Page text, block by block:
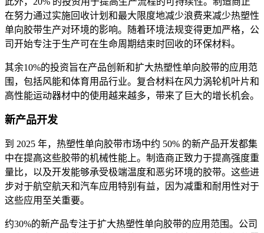
在努力通过实施回收计划和最大限度地减少浪费来减少热塑性
单向胶带生产对环境的影响。随着环境法规变得更加严格，公
司开始专注于生产可在生命周期结束时回收的环保材料。
其余10%的投资旨在产品创新和扩大热塑性单向胶带的应用范
围，包括风能和体育用品行业。复合材料在风力涡轮机叶片和
高性能运动器材中的使用越来越多，带来了巨大的增长机会。
新产品开发
到 2025 年，热塑性单向胶带市场中约 50% 的新产品开发都集
中在提高这些胶带的机械性能上。制造商正致力于提高强度重
量比，以及开发能够承受极端温度和恶劣环境的胶带。这些进
步对于航空航天和汽车应用特别有益，因为减重和耐用性对于
这些应用至关重要。
约30%的新产品专注于扩大热塑性单向胶带的应用范围。公司